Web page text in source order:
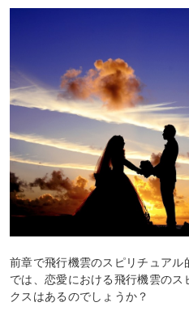
前章で飛行機雲のスピリチュアル
では、恋愛における飛行機雲の
クスはあるのでしょうか？